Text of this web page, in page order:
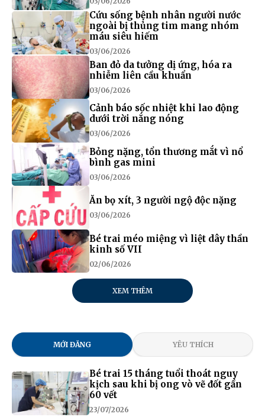
Cứu sống bệnh nhân người nước
ngoài bị thủng tim mang nhóm
máu siêu hiếm
03/06/2026
Ban đỏ da tưởng dị ứng, hóa ra
nhiễm liên cầu khuẩn
03/06/2026
Cảnh báo sốc nhiệt khi lao động
dưới trời nắng nóng
03/06/2026
Bỏng nặng, tổn thương mắt vì nổ
bình gas mini
03/06/2026
Ăn bọ xít, 3 người ngộ độc nặng
03/06/2026
Bé trai méo miệng vì liệt dây thần
kinh số VII
02/06/2026
XEM THÊM
MỚI ĐĂNG YÊU THÍCH
Bé trai 15 tháng tuổi thoát nguy
kịch sau khi bị ong vò vẽ đốt gần
60 vết
23/07/2026